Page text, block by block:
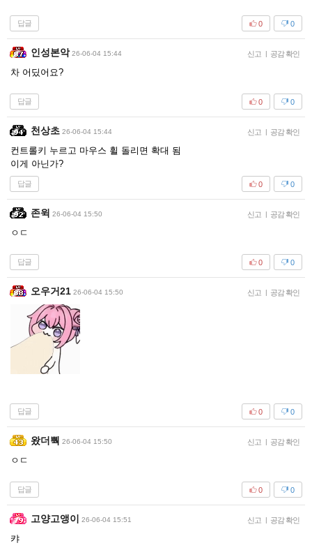
답글 0
0
인성본악 26-06-04 15:44 신고 | 공감 확인
차 어딨어요?
답글 0
0
천상초 26-06-04 15:44 신고 | 공감 확인
컨트롤키 누르고 마우스 휠 돌리면 확대 됨
이게 아닌가?
답글 0
0
존윅 26-06-04 15:50 신고 | 공감 확인
ㅇㄷ
답글 0
0
오우거21 26-06-04 15:50 신고 | 공감 확인
답글 0
0
왔더뿩 26-06-04 15:50 신고 | 공감 확인
ㅇㄷ
답글 0
0
고양고앵이 26-06-04 15:51 신고 | 공감 확인
캬